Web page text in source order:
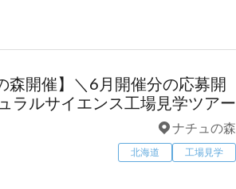
森開催】＼6月開催分の応募開
ラルサイエンス工場見学ツアー
ナチュの森
北海道 工場見学